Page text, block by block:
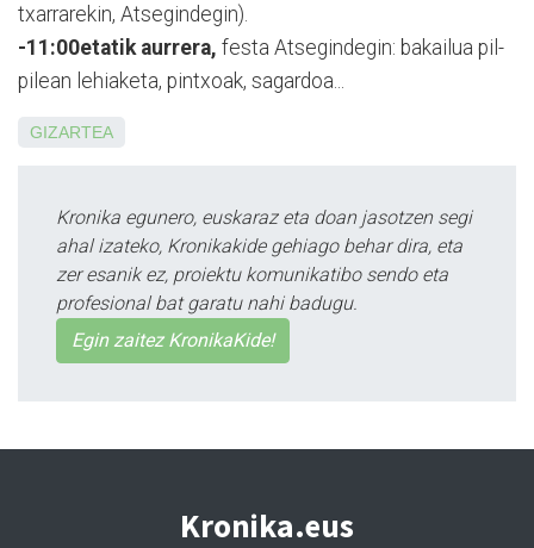
txarrarekin, Atsegindegin).
-11:00etatik aurrera, festa Atsegindegin: bakailua pil-
pilean lehiaketa, pintxoak, sagardoa...
GIZARTEA
Kronika egunero, euskaraz eta doan jasotzen segi
ahal izateko, Kronikakide gehiago behar dira, eta
zer esanik ez, proiektu komunikatibo sendo eta
profesional bat garatu nahi badugu.
Egin zaitez KronikaKide!
Kronika.eus